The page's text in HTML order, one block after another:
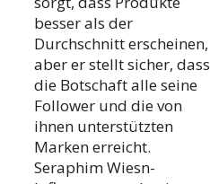
besser als der
Durchschnitt erscheinen,
aber er stellt sicher, dass
die Botschaft alle seine
Follower und die von
ihnen unterstützten
Marken erreicht.
Seraphim Wiesn-